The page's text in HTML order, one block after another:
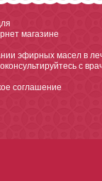
магазине
эфирных масел в
с
соглашение